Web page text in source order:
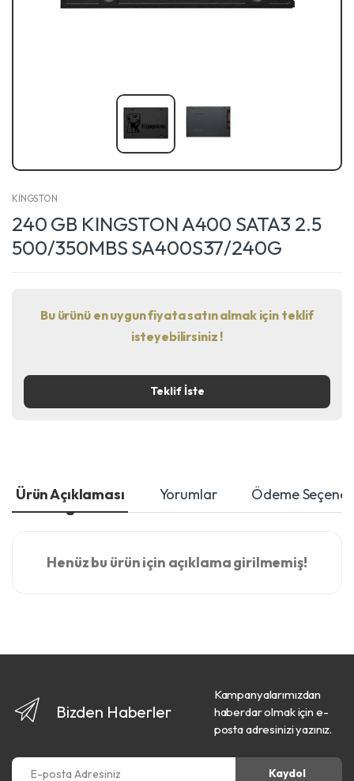
KİNGSTON
240 GB KINGSTON A400 SATA3 2.5
500/350MBS SA400S37/240G
Bu ürünü en uygun fiyata satın almak için teklif
isteyebilirsiniz !
Teklif İste
Ürün Açıklaması Yorumlar Ödeme
Henüz bu ürün için açıklama girilmemiş!
Bizden Haberler
Kampanyalarımızdan
haberdar olmak için e-
posta adresinizi yazınız.
E-posta Adresiniz
Kaydol